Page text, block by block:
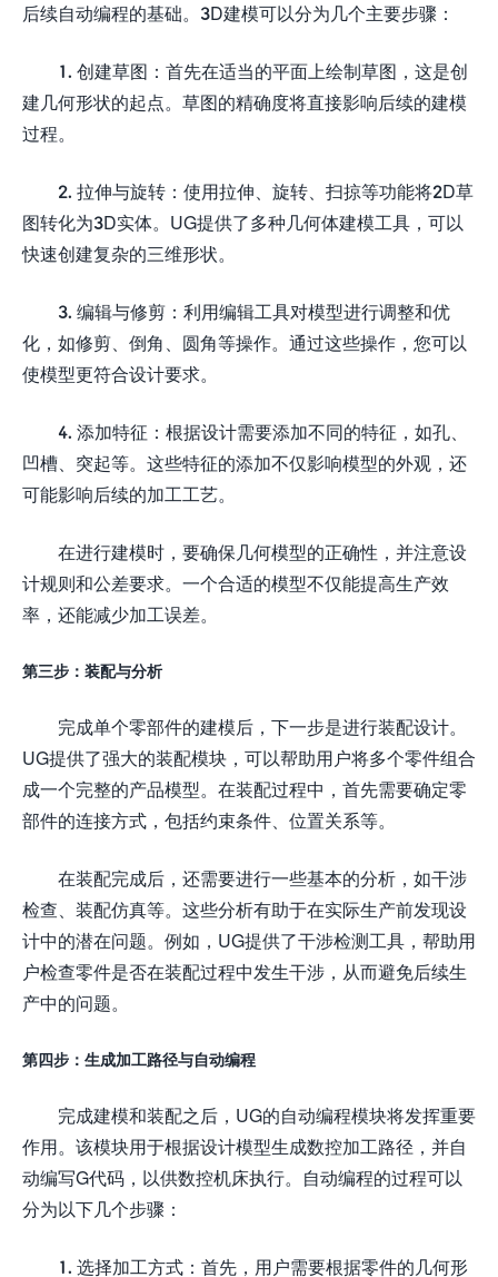
后续自动编程的基础。3D建模可以分为几个主要步骤：
1. 创建草图：首先在适当的平面上绘制草图，这是创
建几何形状的起点。草图的精确度将直接影响后续的建模
过程。
2. 拉伸与旋转：使用拉伸、旋转、扫掠等功能将2D草
图转化为3D实体。UG提供了多种几何体建模工具，可以
快速创建复杂的三维形状。
3. 编辑与修剪：利用编辑工具对模型进行调整和优
化，如修剪、倒角、圆角等操作。通过这些操作，您可以
使模型更符合设计要求。
4. 添加特征：根据设计需要添加不同的特征，如孔、
凹槽、突起等。这些特征的添加不仅影响模型的外观，还
可能影响后续的加工工艺。
在进行建模时，要确保几何模型的正确性，并注意设
计规则和公差要求。一个合适的模型不仅能提高生产效
率，还能减少加工误差。
第三步：装配与分析
完成单个零部件的建模后，下一步是进行装配设计。
UG提供了强大的装配模块，可以帮助用户将多个零件组合
成一个完整的产品模型。在装配过程中，首先需要确定零
部件的连接方式，包括约束条件、位置关系等。
在装配完成后，还需要进行一些基本的分析，如干涉
检查、装配仿真等。这些分析有助于在实际生产前发现设
计中的潜在问题。例如，UG提供了干涉检测工具，帮助用
户检查零件是否在装配过程中发生干涉，从而避免后续生
产中的问题。
第四步：生成加工路径与自动编程
完成建模和装配之后，UG的自动编程模块将发挥重要
作用。该模块用于根据设计模型生成数控加工路径，并自
动编写G代码，以供数控机床执行。自动编程的过程可以
分为以下几个步骤：
1. 选择加工方式：首先，用户需要根据零件的几何形